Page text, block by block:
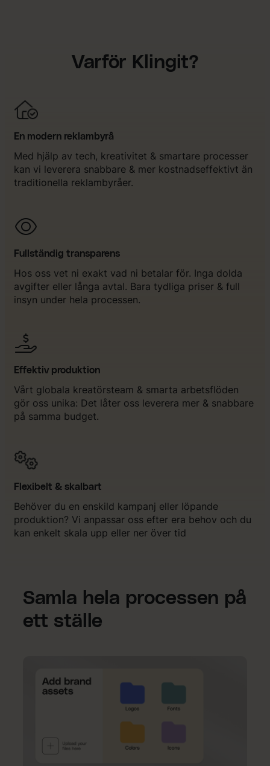
Varför Klingit?
En modern reklambyrå
Med hjälp av tech, kreativitet & smartare processer
kan vi leverera snabbare & mer kostnadseffektivt än
traditionella reklambyråer.
Fullständig transparens
Hos oss vet ni exakt vad ni betalar för. Inga dolda
avgifter eller långa avtal. Bara tydliga priser & full
insyn under hela processen.
Effektiv produktion
Vårt globala kreatörsteam & smarta arbetsflöden
gör oss unika: Det låter oss leverera mer & snabbare
på samma budget.
Flexibelt & skalbart
Behöver du en enskild kampanj eller löpande
produktion? Vi anpassar oss efter era behov och du
kan enkelt skala upp eller ner över tid
Samla hela processen på
ett ställe